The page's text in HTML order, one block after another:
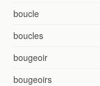
boucle
boucles
bougeoir
bougeoirs